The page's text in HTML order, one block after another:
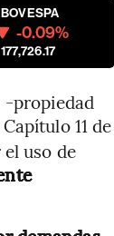
-0.09%
177,726.17
-propiedad
11 de
uso de